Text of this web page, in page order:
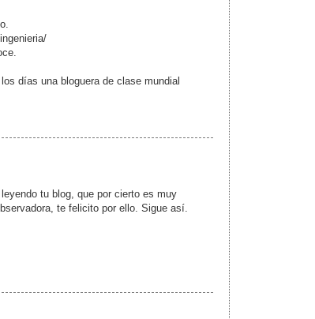
días una bloguera de clase mundial
tu blog, que por cierto es muy
te felicito por ello. Sigue así.